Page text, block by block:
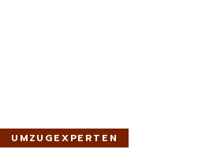
UMZUGEXPERTEN